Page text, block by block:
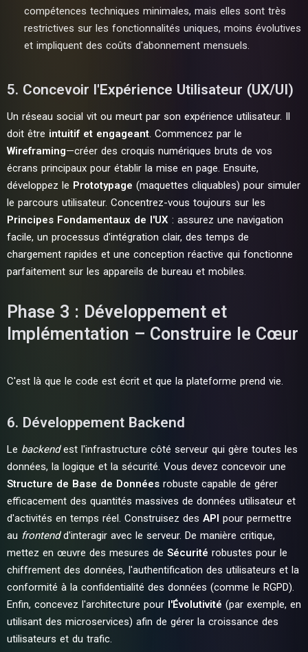
compétences techniques minimales, mais elles sont très
restrictives sur les fonctionnalités uniques, moins évolutives
et impliquent des coûts d'abonnement mensuels.
5. Concevoir l'Expérience Utilisateur (UX/UI)
Un réseau social vit ou meurt par son expérience utilisateur. Il
doit être intuitif et engageant. Commencez par le
Wireframing—créer des croquis numériques bruts de vos
écrans principaux pour établir la mise en page. Ensuite,
développez le Prototypage (maquettes cliquables) pour simuler
le parcours utilisateur. Concentrez-vous toujours sur les
Principes Fondamentaux de l'UX : assurez une navigation
facile, un processus d'intégration clair, des temps de
chargement rapides et une conception réactive qui fonctionne
parfaitement sur les appareils de bureau et mobiles.
Phase 3 : Développement et
Implémentation – Construire le Cœur
C'est là que le code est écrit et que la plateforme prend vie.
6. Développement Backend
Le backendest l'infrastructure côté serveur qui gère toutes les
données, la logique et la sécurité. Vous devez concevoir une
Structure de Base de Données robuste capable de gérer
efficacement des quantités massives de données utilisateur et
d'activités en temps réel. Construisez des API pour permettre
au frontendd'interagir avec le serveur. De manière critique,
mettez en œuvre des mesures de Sécurité robustes pour le
chiffrement des données, l'authentification des utilisateurs et la
conformité à la confidentialité des données (comme le RGPD).
Enfin, concevez l'architecture pour l'Évolutivité (par exemple, en
utilisant des microservices) afin de gérer la croissance des
utilisateurs et du trafic.